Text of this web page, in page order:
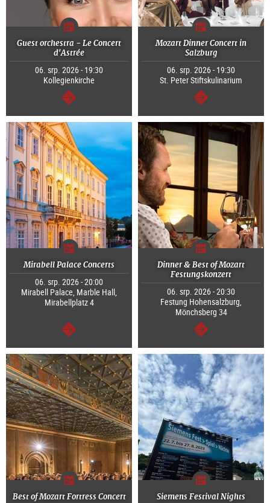
Guest orchestra - Le Concert
d'Astrée
06. srp. 2026 - 19:30
Kollegienkirche
continue
Mozart Dinner Concert in
Salzburg
06. srp. 2026 - 19:30
St. Peter Stiftskulinarium
continue
Mirabell Palace Concerts
06. srp. 2026 - 20:00
Mirabell Palace, Marble Hall,
Mirabellplatz 4
continue
Dinner & Best of Mozart
Festungskonzert
06. srp. 2026 - 20:30
Festung Hohensalzburg,
Mönchsberg 34
continue
Best of Mozart Fortress Concert Siemens Festival Nights